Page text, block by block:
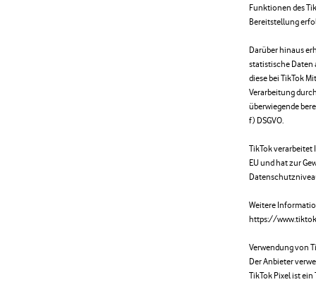
Funktionen des
Bereitstellung
Darüber hinaus
statistische Daten
diese bei TikTok
Verarbeitung
überwiegende
f) DSGVO.
TikTok verarbeitet
EU und hat zur
Weitere
https://
Verwendung von
Der Anbieter
TikTok Pixel ist